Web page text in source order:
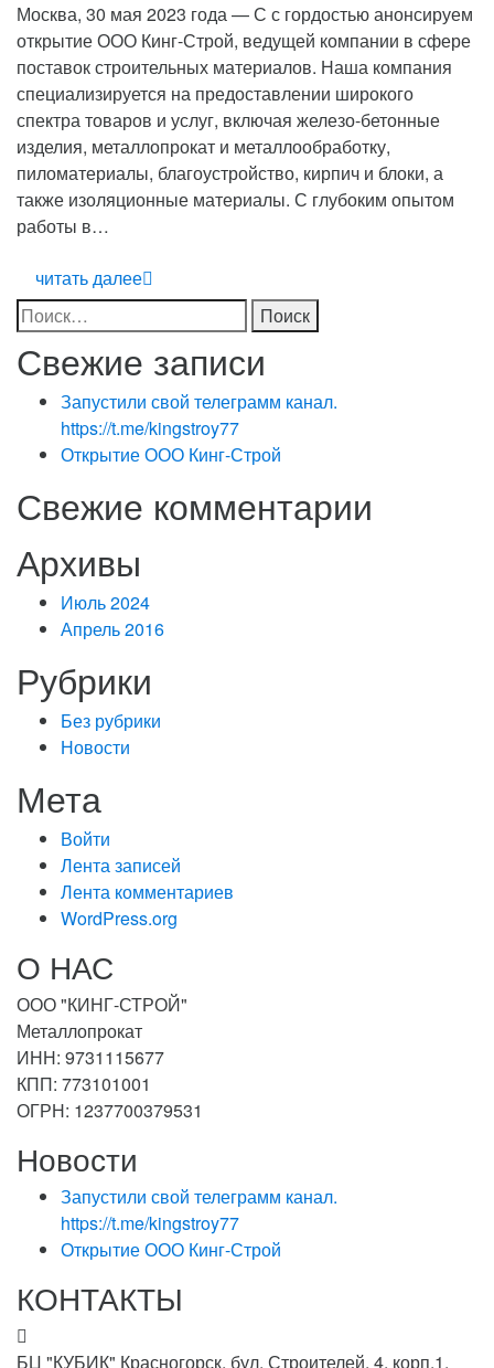
Москва, 30 мая 2023 года — С с гордостью анонсируем
открытие ООО Кинг-Строй, ведущей компании в сфере
поставок строительных материалов. Наша компания
специализируется на предоставлении широкого
спектра товаров и услуг, включая железо-бетонные
изделия, металлопрокат и металлообработку,
пиломатериалы, благоустройство, кирпич и блоки, а
также изоляционные материалы. С глубоким опытом
работы в…
читать далее
Найти:
Свежие записи
Запустили свой телеграмм канал.
https://t.me/kingstroy77
Открытие ООО Кинг-Строй
Свежие комментарии
Архивы
Июль 2024
Апрель 2016
Рубрики
Без рубрики
Новости
Мета
Войти
Лента записей
Лента комментариев
WordPress.org
О НАС
ООО "КИНГ-СТРОЙ"
Металлопрокат
ИНН: 9731115677
КПП: 773101001
ОГРН: 1237700379531
Новости
Запустили свой телеграмм канал.
https://t.me/kingstroy77
Открытие ООО Кинг-Строй
КОНТАКТЫ
БЦ "КУБИК" Красногорск, бул. Строителей, 4, корп.1,